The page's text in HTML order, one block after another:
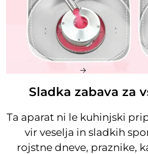
Sladka zabava za
Ta aparat ni le kuhinjski
vir veselja in sladkih
rojstne dneve, praznike,